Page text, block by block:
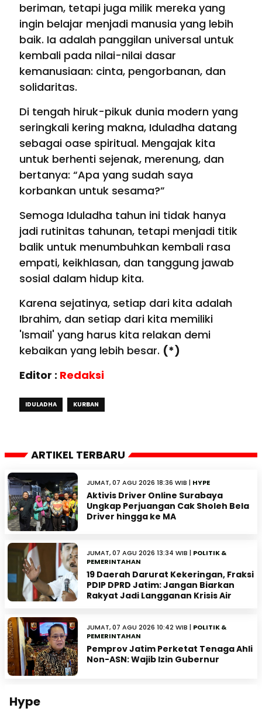
beriman, tetapi juga milik mereka yang
ingin belajar menjadi manusia yang lebih
baik. Ia adalah panggilan universal untuk
kembali pada nilai-nilai dasar
kemanusiaan: cinta, pengorbanan, dan
solidaritas.
Di tengah hiruk-pikuk dunia modern yang
seringkali kering makna, Iduladha datang
sebagai oase spiritual. Mengajak kita
untuk berhenti sejenak, merenung, dan
bertanya: “Apa yang sudah saya
korbankan untuk sesama?”
Semoga Iduladha tahun ini tidak hanya
jadi rutinitas tahunan, tetapi menjadi titik
balik untuk menumbuhkan kembali rasa
empati, keikhlasan, dan tanggung jawab
sosial dalam hidup kita.
Karena sejatinya, setiap dari kita adalah
Ibrahim, dan setiap dari kita memiliki
'Ismail' yang harus kita relakan demi
kebaikan yang lebih besar. (*)
Editor : Redaksi
IDULADHA KURBAN
ARTIKEL TERBARU
JUMAT, 07 AGU 2026 18:36 WIB | HYPE
Aktivis Driver Online Surabaya
Ungkap Perjuangan Cak Sholeh Bela
Driver hingga ke MA
JUMAT, 07 AGU 2026 13:34 WIB | POLITIK &
PEMERINTAHAN
19 Daerah Darurat Kekeringan, Fraksi
PDIP DPRD Jatim: Jangan Biarkan
Rakyat Jadi Langganan Krisis Air
JUMAT, 07 AGU 2026 10:42 WIB | POLITIK &
PEMERINTAHAN
Pemprov Jatim Perketat Tenaga Ahli
Non-ASN: Wajib Izin Gubernur
Hype